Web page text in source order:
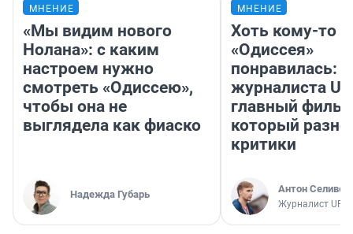
МНЕНИЕ
«Мы видим нового
Нолана»: с каким
настроем нужно
смотреть «Одиссею»,
чтобы она не
выглядела как фиаско
Надежда Губарь
МНЕНИЕ
Хоть кому-то
«Одиссея»
понравилась:
журналиста
главный
который
критики
Антон
Журналист